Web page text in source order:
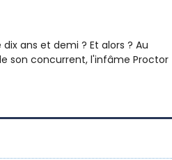
ans et demi ? Et alors ? Au
son concurrent, l'infâme Proctor